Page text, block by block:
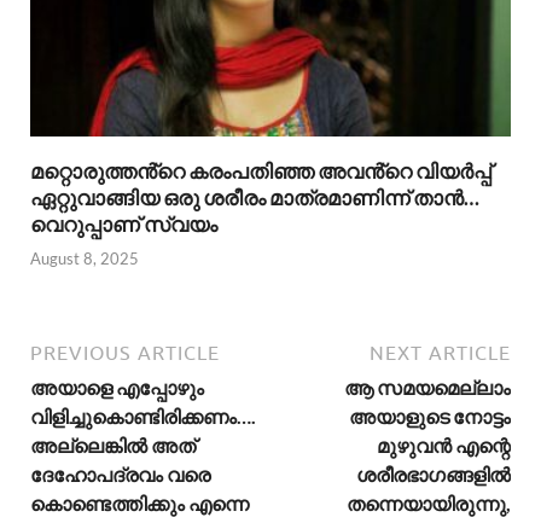
മറ്റൊരുത്തൻ്റെ കരംപതിഞ്ഞ അവൻ്റെ വിയർപ്പ്
ഏറ്റുവാങ്ങിയ ഒരു ശരീരം മാത്രമാണിന്ന് താൻ…
വെറുപ്പാണ് സ്വയം
August 8, 2025
PREVIOUS ARTICLE
അയാളെ എപ്പോഴും
വിളിച്ചുകൊണ്ടിരിക്കണം….
അല്ലെങ്കിൽ അത്
ദേഹോപദ്രവം വരെ
കൊണ്ടെത്തിക്കും എന്നെ
NEXT ARTICLE
ആ സമയമെല്ലാം
അയാളുടെ നോട്ടം
മുഴുവൻ എന്റെ
ശരീരഭാഗങ്ങളിൽ
തന്നെയായിരുന്നു,